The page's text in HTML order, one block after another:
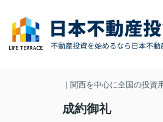
｜関西を中心に全国の投
成約御礼